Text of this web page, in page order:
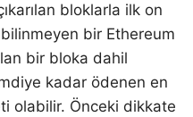
bloklarla ilk on
bir Ethereum
bir bloka dahil
kadar ödenen en
olabilir. Önceki dikkate